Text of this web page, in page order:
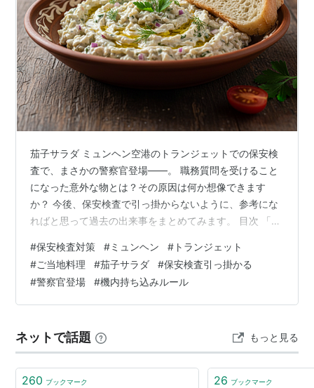
茄子サラダ ミュンヘン空港のトランジェットでの保安検
査で、まさかの警察官登場——。 職務質問を受けること
になった意外な物とは？その原因は何か想像できます
か？ 今後、保安検査で引っ掛からないように、参考にな
ればと思って過去の出来事をまとめてみます。 目次 「こ
は 事件のあらまし ブカレストの保安検査:何の問題もな
く通過 保安検査官の困惑「これ、何...?」 警察官が登場
なぜブカレストでは通って、ミュンヘンで止められたの
か? 検査は「物」ではなく「検査官の理解」で決まる ベ
っかかったのか？ 保…
#保安検査対策 #ミュンヘン # トランジェット
#ご当地料理 #茄子サラダ #保安検査引っ掛かる
#警察官登場 #機内持ち込みルール
ネットで話題 もっと見る
260 ブックマーク 26 ブックマーク